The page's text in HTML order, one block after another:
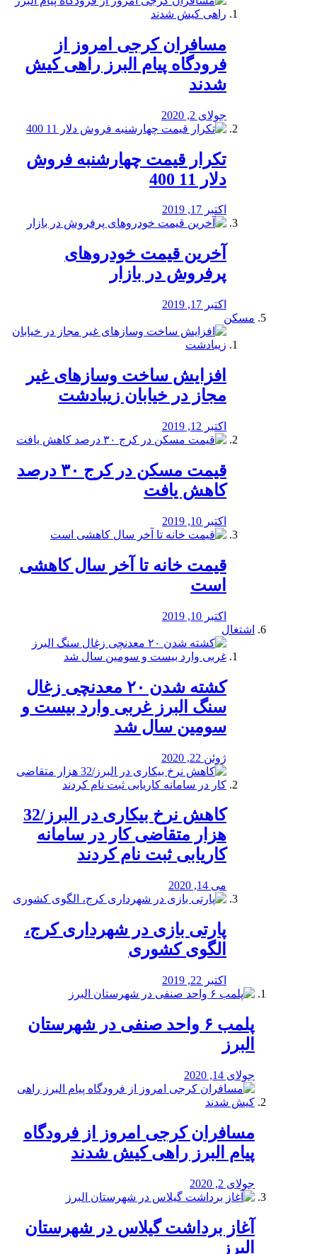
مسافران کرجی امروز از
فرودگاه پیام البرز راهی کیش
شدند
جولای 2, 2020
تکرار قیمت چهارشنبه فروش
دلار 11 400
اکتبر 17, 2019
آخرین قیمت خودرو‌های
پرفروش در بازار
اکتبر 17, 2019
مسکن
افزایش ساخت وسازهای غیر
مجاز در خیابان زیبادشت
اکتبر 12, 2019
️قیمت مسکن در کرج ۳۰ درصد
کاهش یافت
اکتبر 10, 2019
قیمت خانه تا آخر سال کاهشی
است
اکتبر 10, 2019
اشتغال
کشته شدن ۲۰ معدنچی زغال
سنگ البرز غربی وارد بیست و
سومین سال شد
ژوئن 22, 2020
کاهش نرخ بیکاری در البرز/32
هزار متقاضی کار در سامانه
کاریابی ثبت نام کردند
می 14, 2020
پارتی بازی در شهرداری کرج،
الگوی کشوری
اکتبر 22, 2019
پلمب ۶ واحد صنفی در شهرستان
البرز
جولای 14, 2020
مسافران کرجی امروز از فرودگاه
پیام البرز راهی کیش شدند
جولای 2, 2020
آغاز برداشت گیلاس در شهرستان
البرز